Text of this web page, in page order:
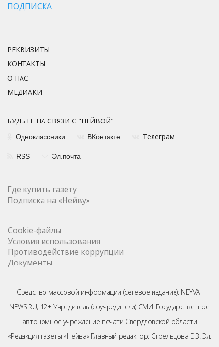
ПОДПИСКА
РЕКВИЗИТЫ
КОНТАКТЫ
О НАС
МЕДИАКИТ
БУДЬТЕ НА СВЯЗИ С "НЕЙВОЙ"
Одноклассники ВКонтакте Телеграм
RSS Эл.почта
Где купить газету
Подписка на «Нейву»
Cookie-файлы
Условия использования
Противодействие коррупции
Документы
Средство массовой информации (сетевое издание): NEYVA-
NEWS.RU, 12+ Учредитель (соучредители) СМИ: Государственное
автономное учреждение печати Свердловской области
«Редакция газеты «Нейва» Главный редактор: Стрельцова Е.В. Эл.